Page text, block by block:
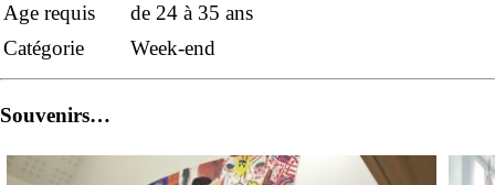
Age requis
de 24 à 35 ans
Catégorie
Week-end
Souvenirs…